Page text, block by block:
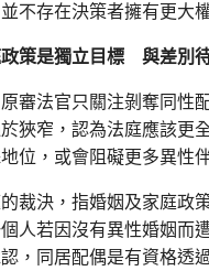
不存在決策者擁有更大
策是獨立目標 與差別
審法官只關注剝奪同性
狹窄，認為法庭應該更
位，或會阻礙更多異性
裁決，指婚姻及家庭政
人若因沒有異性婚姻而
，同居配偶是有資格透